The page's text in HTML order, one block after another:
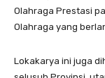
Olahraga Prestasi
Olahraga yang
Lokakarya ini juga